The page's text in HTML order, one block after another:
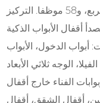
2011، وتغطي مساحة قدرها 5000 متر مربع، و58 موظفا. التركيز
أقفال الأبواب الذكية
أبواب الدخول، الأبواب
الوجه ثلاثي الأبعاد
الفناء خارج أقفال
أقفال الشقق، أقفال